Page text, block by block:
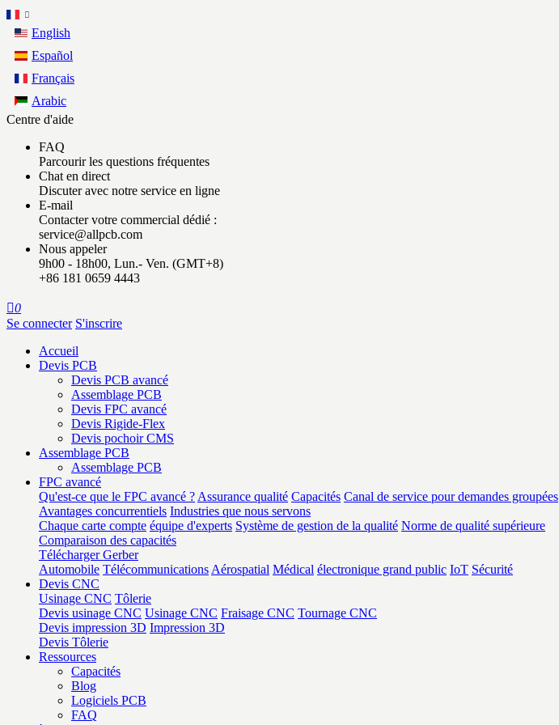
English
Español
Français
Arabic
Centre d'aide
FAQ
Parcourir les questions fréquentes
Chat en direct
Discuter avec notre service en ligne
E-mail
Contacter votre commercial dédié :
service@allpcb.com
Nous appeler
9h00 - 18h00, Lun.- Ven. (GMT+8)
+86 181 0659 4443
0
Se connecter S'inscrire
Accueil
Devis PCB
Devis PCB avancé
Assemblage PCB
Devis FPC avancé
Devis Rigide-Flex
Devis pochoir CMS
Assemblage PCB
Assemblage PCB
FPC avancé
Qu'est-ce que le FPC avancé ? Assurance qualité Capacités Canal de service pour demandes groupées
Avantages concurrentiels Industries que nous servons
Chaque carte compte équipe d'experts Système de gestion de la qualité Norme de qualité supérieure
Comparaison des capacités
Télécharger Gerber
Automobile Télécommunications Aérospatial Médical électronique grand public IoT Sécurité
Devis CNC
Usinage CNC Tôlerie
Devis usinage CNC Usinage CNC Fraisage CNC Tournage CNC
Devis impression 3D Impression 3D
Devis Tôlerie
Ressources
Capacités
Blog
Logiciels PCB
FAQ